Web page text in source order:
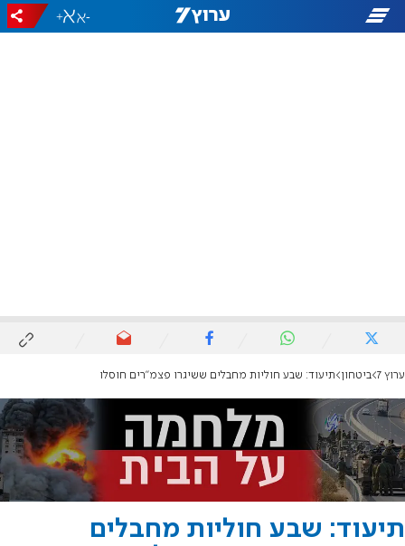
-
+
ערוץ 7 ביטחון תיעוד: שבע חוליות מחבלים ששיגרו פצמ"רים חוסלו
תיעוד: שבע חוליות מחבלים